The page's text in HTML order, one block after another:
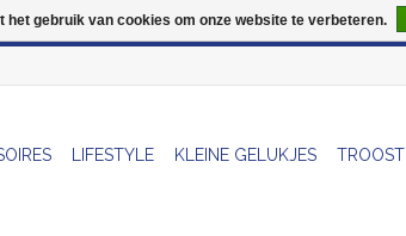
LIFESTYLE KLEINE GELUKJES TROOST
gebruik van cookies om onze website te verbeteren.
Wij zijn uitzonderlijk gesloten op Do 13/08